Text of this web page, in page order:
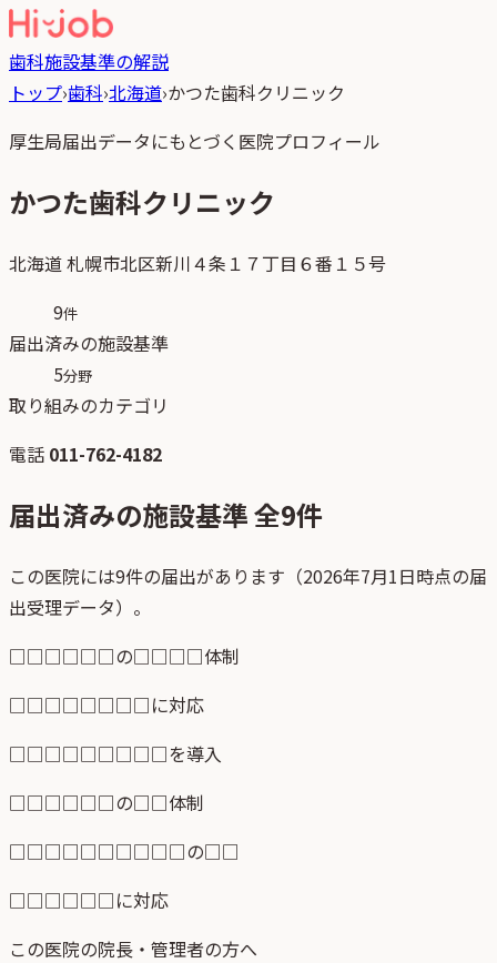
歯科施設基準の解説
トップ›歯科›北海道›かつた歯科クリニック
厚生局届出データにもとづく医院プロフィール
かつた歯科クリニック
北海道札幌市北区新川４条１７丁目６番１５号
9件
届出済みの施設基準
5分野
取り組みのカテゴリ
電話 011-762-4182
届出済みの施設基準 全9件
この医院には9件の届出があります（2026年7月1日時点の届
出受理データ）。
□□□□□□の□□□□体制
□□□□□□□□に対応
□□□□□□□□□を導入
□□□□□□の□□体制
□□□□□□□□□□の□□
□□□□□□に対応
この医院の院長・管理者の方へ